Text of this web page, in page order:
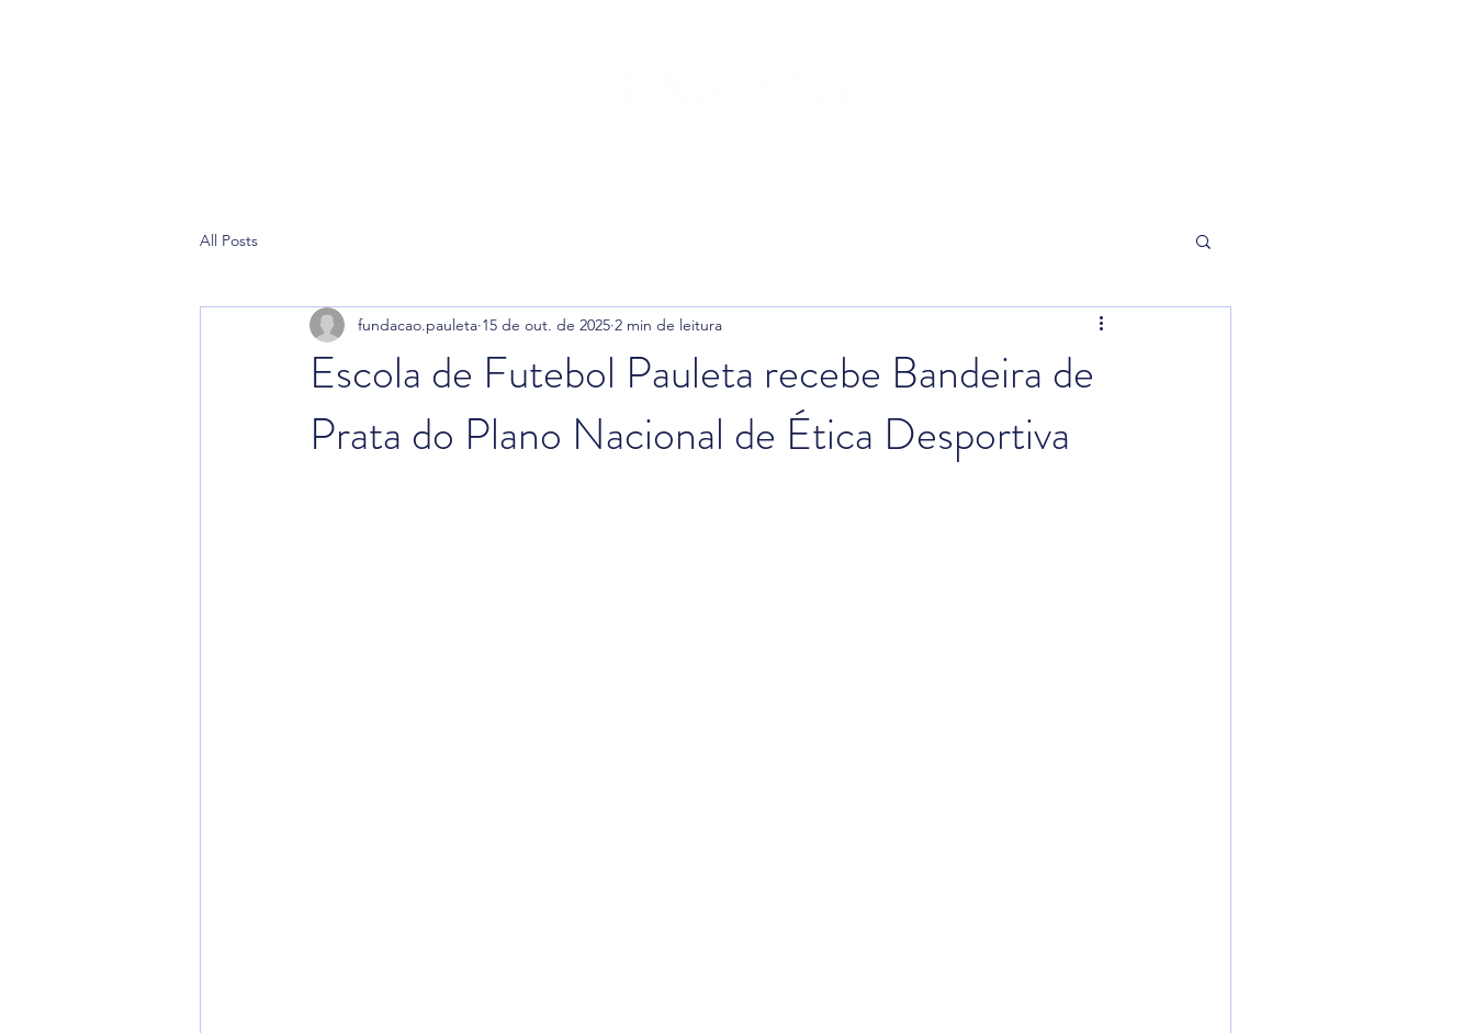
All Posts
Escola de Futebol Pauleta recebe Bandeira de
Prata do Plano Nacional de Ética Desportiva
fundacao.pauleta 15 de out. de 2025 2 min de leitura